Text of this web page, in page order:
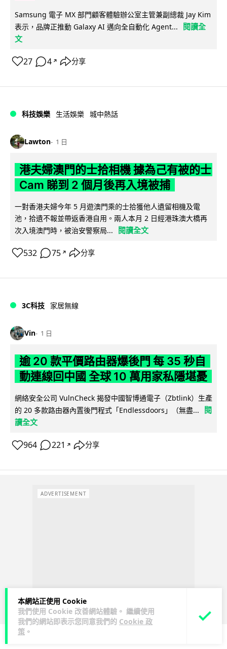
本網站正使用 Cookie
我們使用 Cookie 改善網站體驗。 繼續使用
我們的網站即表示您同意我們的 Cookie 政
策 。
Samsung 電子 MX 部門顧客體驗辦公室主管兼副總裁 Jay Kim
表示，品牌正推動 Galaxy AI 邁向全自動化 Agent...
閱讀全
文
27 4 ↗ 分享
科技娛樂 生活娛樂 城中熱話
Lawton 1 日
港夫婦澳門的士拾相機 據為己有被的士
Cam 睇到 2 個月後再入境被捕
一對香港夫婦今年 5 月遊澳門乘的士拾獲他人遺留相機及電
池，拾遺不報並帶返香港自用。兩人本月 2 日經港珠澳大橋再
次入境澳門時，被治安警察局...
閱讀全文
532 75 ↗ 分享
3C科技 家居無線
Vin 1 日
逾 20 款平價路由器爆後門 每 35 秒自
動連線回中國 全球 10 萬用家私隱堪憂
網絡安全公司 VulnCheck 揭發中國智博通電子（Zbtlink）生產
的 20 多款路由器內置後門程式「Endlessdoors」（無盡...
閱
讀全文
964 221 ↗ 分享
ADVERTISEMENT